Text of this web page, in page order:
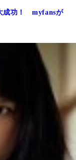
成功！ myfansが